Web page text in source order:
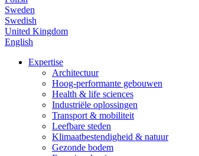
Sweden
Swedish
United Kingdom
English
Expertise
Architectuur
Hoog-performante gebouwen
Health & life sciences
Industriële oplossingen
Transport & mobiliteit
Leefbare steden
Klimaatbestendigheid & natuur
Gezonde bodem